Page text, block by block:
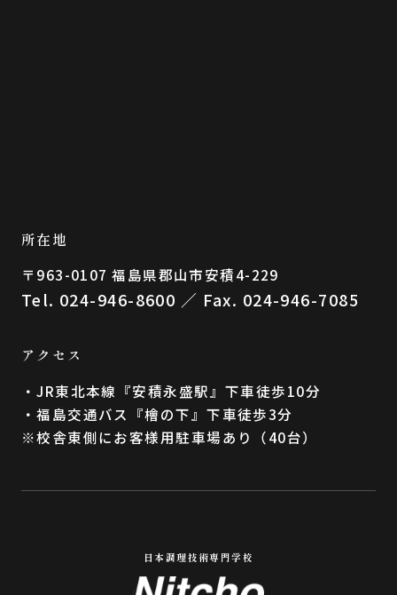
所在地
〒963-0107 福島県郡⼭市安積4-229
Tel. 024-946-8600 ／ Fax. 024-946-7085
アクセス
・JR東北本線『安積永盛駅』下車徒歩10分
・福島交通バス『檜の下』下車徒歩3分
※校舎東側にお客様用駐車場あり（40台）
日本調理技術専門学校